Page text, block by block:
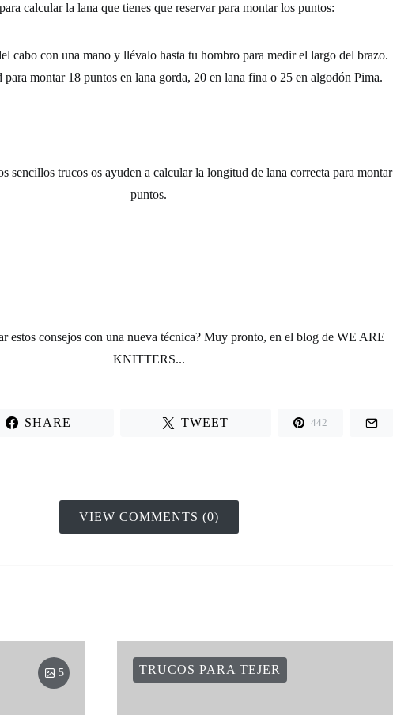
calcular la lana que tienes que reservar para montar los puntos:
cabo con una mano y llévalo hasta tu hombro para medir el largo del brazo.
para montar 18 puntos en lana gorda, 20 en lana fina o 25 en algodón Pima.
sencillos trucos os ayuden a calcular la longitud de lana correcta para montar
puntos.
estos consejos con una nueva técnica? Muy pronto, en el blog de WE ARE
KNITTERS...
SHARE TWEET 442
VIEW COMMENTS (0)
5 TRUCOS PARA TEJER